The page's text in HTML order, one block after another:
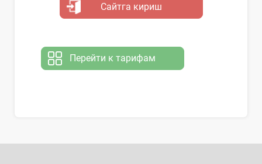
Сайтга кириш
Перейти к тарифам